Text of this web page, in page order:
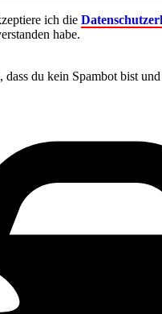
ich die
habe.
dass du kein Spambot bist